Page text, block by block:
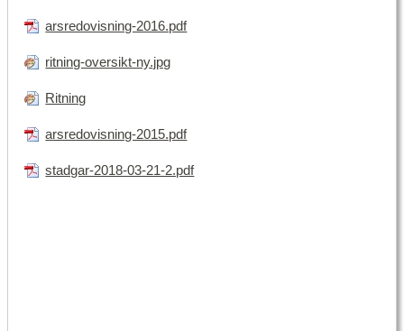
arsredovisning-2016.pdf
ritning-oversikt-ny.jpg
Ritning
arsredovisning-2015.pdf
stadgar-2018-03-21-2.pdf